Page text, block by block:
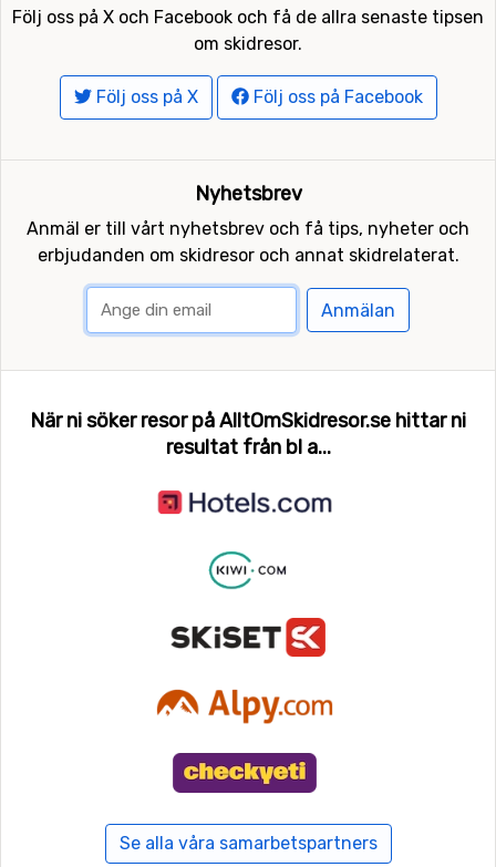
Följ oss på X och Facebook och få de allra senaste tipsen
om skidresor.
Följ oss på X Följ oss på Facebook
Nyhetsbrev
Anmäl er till vårt nyhetsbrev och få tips, nyheter och
erbjudanden om skidresor och annat skidrelaterat.
Anmälan
När ni söker resor på AlltOmSkidresor.se hittar ni
resultat från bl a...
Se alla våra samarbetspartners